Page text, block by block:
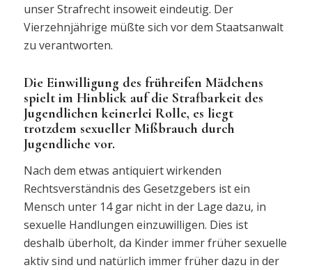
unser Strafrecht insoweit eindeutig. Der
Vierzehnjährige müßte sich vor dem Staatsanwalt
zu verantworten.
Die Einwilligung des frühreifen Mädchens
spielt im Hinblick auf die Strafbarkeit des
Jugendlichen keinerlei Rolle, es liegt
trotzdem sexueller Mißbrauch durch
Jugendliche vor.
Nach dem etwas antiquiert wirkenden
Rechtsverständnis des Gesetzgebers ist ein
Mensch unter 14 gar nicht in der Lage dazu, in
sexuelle Handlungen einzuwilligen. Dies ist
deshalb überholt, da Kinder immer früher sexuelle
aktiv sind und natürlich immer früher dazu in der